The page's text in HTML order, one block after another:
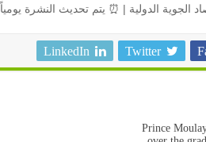
الجوية الدولية | ⏰ يتم تحديث النشرة يومياً
Twitter
LinkedIn
Prince